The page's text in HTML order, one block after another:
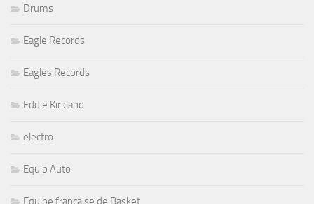
Drums
Eagle Records
Eagles Records
Eddie Kirkland
electro
Equip Auto
Equipe française de Basket